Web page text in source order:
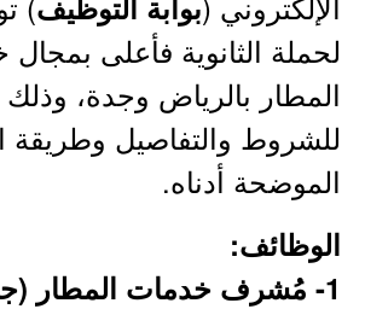
لحملة الثانوية فأعلى
المطار بالرياض وجدة، وذلك
للشروط والتفاصيل وطريقة
الموضحة أدناه.
الوظائف:
1- مُشرف خدمات المطار